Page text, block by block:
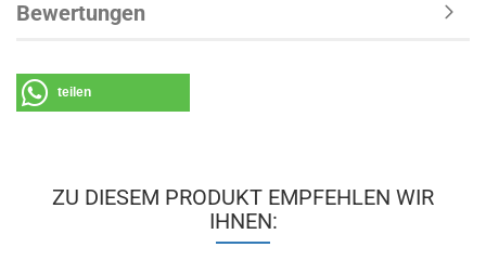
Bewertungen
teilen
ZU DIESEM PRODUKT EMPFEHLEN WIR
IHNEN: